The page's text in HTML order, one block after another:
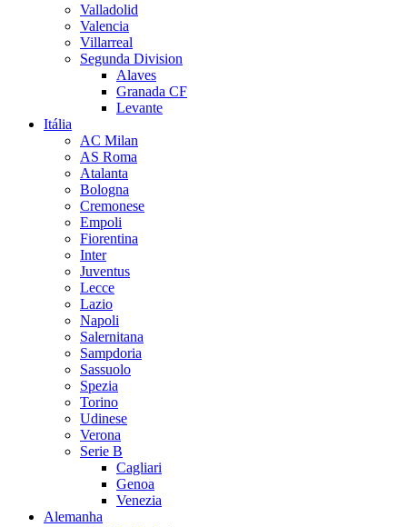
Valladolid
Valencia
Villarreal
Segunda Division
Alaves
Granada CF
Levante
Itália
AC Milan
AS Roma
Atalanta
Bologna
Cremonese
Empoli
Fiorentina
Inter
Juventus
Lecce
Lazio
Napoli
Salernitana
Sampdoria
Sassuolo
Spezia
Torino
Udinese
Verona
Serie B
Cagliari
Genoa
Venezia
Alemanha